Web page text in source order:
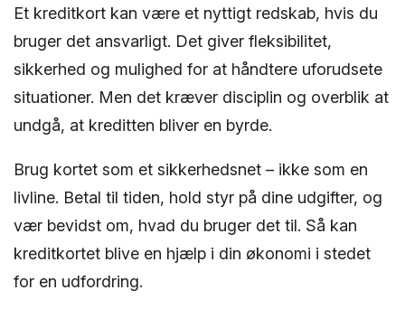
Et kreditkort kan være et nyttigt redskab, hvis du
bruger det ansvarligt. Det giver fleksibilitet,
sikkerhed og mulighed for at håndtere uforudsete
situationer. Men det kræver disciplin og overblik at
undgå, at kreditten bliver en byrde.
Brug kortet som et sikkerhedsnet – ikke som en
livline. Betal til tiden, hold styr på dine udgifter, og
vær bevidst om, hvad du bruger det til. Så kan
kreditkortet blive en hjælp i din økonomi i stedet
for en udfordring.